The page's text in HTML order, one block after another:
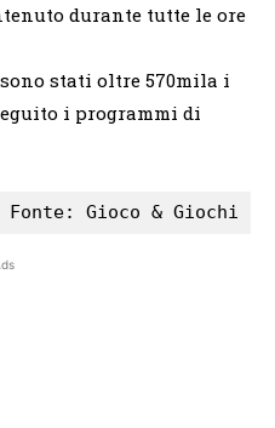
durante tutte le ore
stati oltre 570mila i
i programmi di